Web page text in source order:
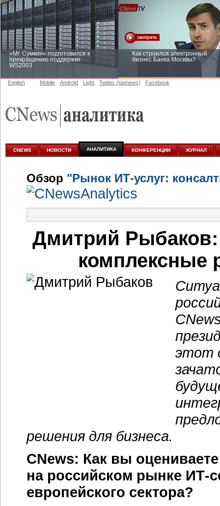
«Mr. Сумкин» подготовился к
прекращению поддержки
WS2003
Как строился электронный
бизнес Банка Москвы?
аналитике
English Mobile Android Light Twitter (topnews) Facebook
CNEWS НОВОСТИ АНАЛИТИКА КОНФЕРЕНЦИИ ЖУРНАЛ
Обзор "Рынок ИТ-услуг:
Дмитрий
комплексные
этот
решения для бизнеса.
CNews: Как вы
на российском рынке ИТ-
европейского сектора?